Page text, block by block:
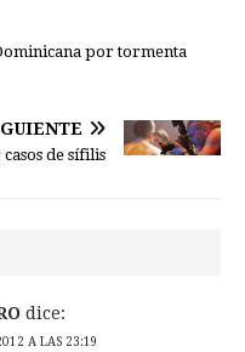
por tormenta
de sífilis
dice:
A LAS 23:19